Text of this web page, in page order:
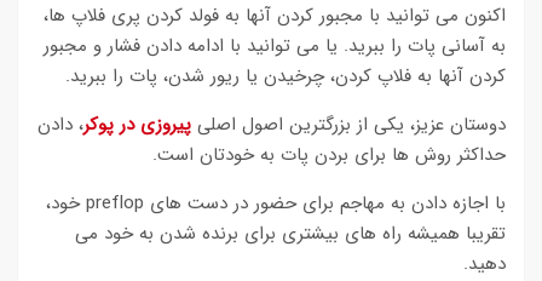
اکنون می توانید با مجبور کردن آنها به فولد کردن پری فلاپ ها،
به آسانی پات را ببرید. یا می توانید با ادامه دادن فشار و مجبور
کردن آنها به فلاپ کردن، چرخیدن یا ریور شدن، پات را ببرید.
دوستان عزیز، یکی از بزرگترین اصول اصلی پیروزی در پوکر، دادن
حداکثر روش ها برای بردن پات به خودتان است.
با اجازه دادن به مهاجم برای حضور در دست های preflop خود،
تقریبا همیشه راه های بیشتری برای برنده شدن به خود می
دهید.